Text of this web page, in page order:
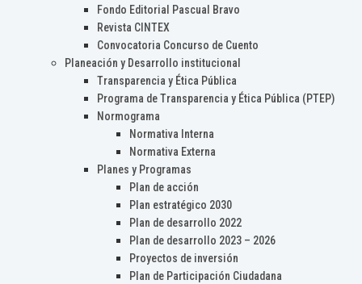
Fondo Editorial Pascual Bravo
Revista CINTEX
Convocatoria Concurso de Cuento
Planeación y Desarrollo institucional
Transparencia y Ética Pública
Programa de Transparencia y Ética Pública (PTEP)
Normograma
Normativa Interna
Normativa Externa
Planes y Programas
Plan de acción
Plan estratégico 2030
Plan de desarrollo 2022
Plan de desarrollo 2023 – 2026
Proyectos de inversión
Plan de Participación Ciudadana